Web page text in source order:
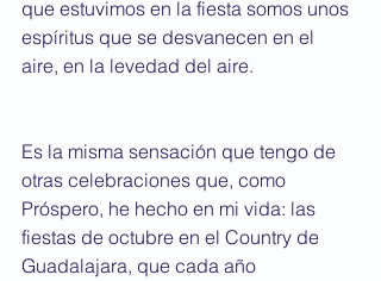
que estuvimos en la fiesta somos unos
espíritus que se desvanecen en el
aire, en la levedad del aire.
Es la misma sensación que tengo de
otras celebraciones que, como
Próspero, he hecho en mi vida: las
fiestas de octubre en el Country de
Guadalajara, que cada año